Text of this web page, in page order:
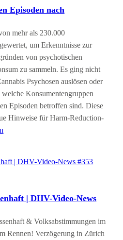
Episoden nach
mehr als 230.000
um Erkenntnisse zur
von psychotischen
zu sammeln. Es ging nicht
Psychosen auslösen oder
Konsumentengruppen
Episoden betroffen sind. Diese
Hinweise für Harm-Reduction-
| DHV-Video-News
& Volksabstimmungen im
Rennen! Verzögerung in Zürich